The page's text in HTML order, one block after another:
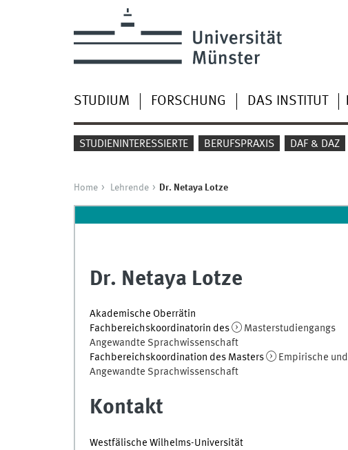
STUDIUM FORSCHUNG DAS INSTITUT
STUDIENINTERESSIERTE BERUFSPRAXIS DAF & DAZ
Home Lehrende Dr. Netaya Lotze
Dr. Netaya Lotze
Akademische Oberrätin
Fachbereichskoordinatorin des
Masterstudiengangs
Angewandte Sprachwissenschaft
Fachbereichskoordination des Masters
Empirische und
Angewandte Sprachwissenschaft
Kontakt
Westfälische Wilhelms-Universität